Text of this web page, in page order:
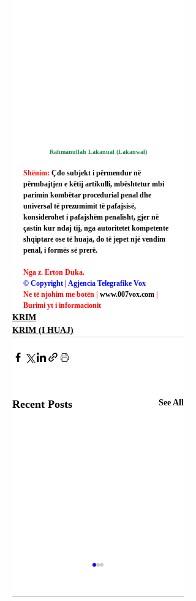
Rahmanullah Lakanual (Lakanwal)
Shënim: Çdo subjekt i përmendur në
përmbajtjen e këtij artikulli, mbështetur mbi
parimin kombëtar procedurial penal dhe
universal të prezumimit të pafajsisë,
konsiderohet i pafajshëm penalisht, gjer në
çastin kur ndaj tij, nga autoritetet kompetente
shqiptare ose të huaja, do të jepet një vendim
penal, i formës së prerë.
Nga z. Erton Duka.
© Copyright | Agjencia Telegrafike Vox
Ne të njohim me botën | www.007vox.com |
Burimi yt i informacionit
KRIM
KRIM (I HUAJ)
Recent Posts See All